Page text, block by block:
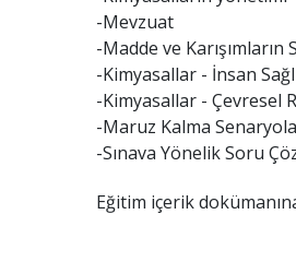
-Mevzuat
-Madde ve Karışımların
-Kimyasallar - İnsan
-Kimyasallar - Çevresel
-Maruz Kalma
-Sınava Yönelik Soru
Eğitim içerik